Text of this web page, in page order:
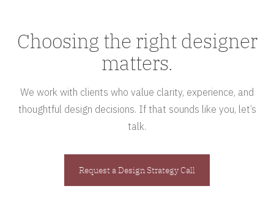
Choosing the right designer
matters.
We work with clients who value clarity, experience, and
thoughtful design decisions. If that sounds like you, let’s
talk.
Request a Design Strategy Call